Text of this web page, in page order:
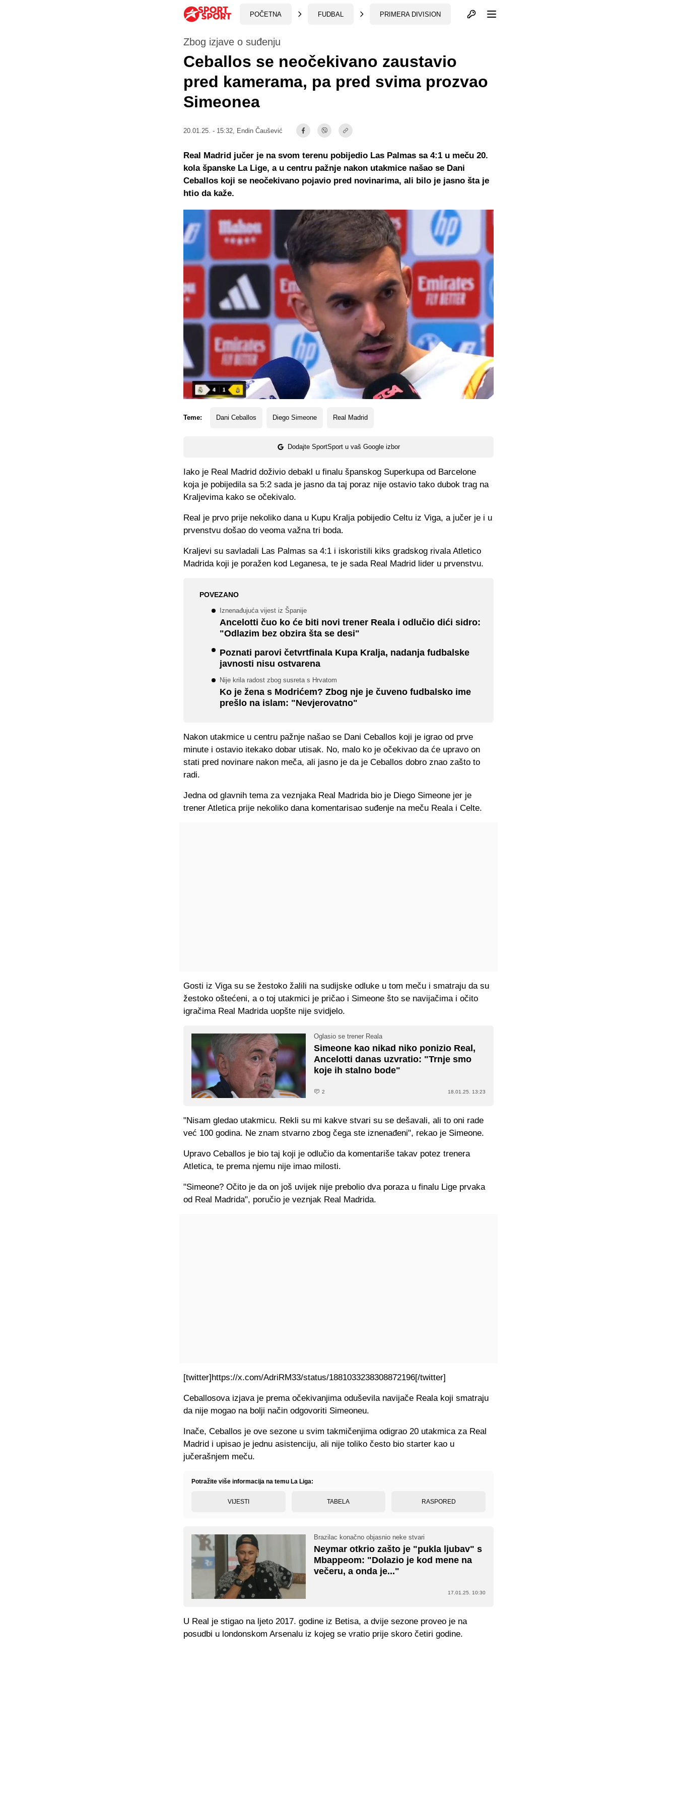
POČETNA FUDBAL PRIMERA DIVISION Otvori profil
Zbog izjave o suđenju
Ceballos se neočekivano zaustavio
pred kamerama, pa pred svima prozvao
Simeonea
20.01.25. - 15:32, Endin Čaušević
Teme: Dani Ceballos Diego Simeone Real Madrid
Dodajte SportSport u vaš Google izbor
Real Madrid jučer je na svom terenu pobijedio Las Palmas sa 4:1 u meču 20.
kola španske La Lige, a u centru pažnje nakon utakmice našao se Dani
Ceballos koji se neočekivano pojavio pred novinarima, ali bilo je jasno šta je
htio da kaže.
Iako je Real Madrid doživio debakl u finalu španskog Superkupa od Barcelone
koja je pobijedila sa 5:2 sada je jasno da taj poraz nije ostavio tako dubok trag na
Kraljevima kako se očekivalo.
Real je prvo prije nekoliko dana u Kupu Kralja pobijedio Celtu iz Viga, a jučer je i u
prvenstvu došao do veoma važna tri boda.
Kraljevi su savladali Las Palmas sa 4:1 i iskoristili kiks gradskog rivala Atletico
Madrida koji je poražen kod Leganesa, te je sada Real Madrid lider u prvenstvu.
POVEZANO
Iznenađujuća vijest iz Španije
Ancelotti čuo ko će biti novi trener Reala i odlučio dići sidro:
"Odlazim bez obzira šta se desi"
Poznati parovi četvrtfinala Kupa Kralja, nadanja fudbalske
javnosti nisu ostvarena
Nije krila radost zbog susreta s Hrvatom
Ko je žena s Modrićem? Zbog nje je čuveno fudbalsko ime
prešlo na islam: "Nevjerovatno"
Nakon utakmice u centru pažnje našao se Dani Ceballos koji je igrao od prve
minute i ostavio itekako dobar utisak. No, malo ko je očekivao da će upravo on
stati pred novinare nakon meča, ali jasno je da je Ceballos dobro znao zašto to
radi.
Jedna od glavnih tema za veznjaka Real Madrida bio je Diego Simeone jer je
trener Atletica prije nekoliko dana komentarisao suđenje na meču Reala i Celte.
Gosti iz Viga su se žestoko žalili na sudijske odluke u tom meču i smatraju da su
žestoko oštećeni, a o toj utakmici je pričao i Simeone što se navijačima i očito
igračima Real Madrida uopšte nije svidjelo.
Oglasio se trener Reala
Simeone kao nikad niko ponizio Real,
Ancelotti danas uzvratio: "Trnje smo
koje ih stalno bode"
2 18.01.25. 13:23
"Nisam gledao utakmicu. Rekli su mi kakve stvari su se dešavali, ali to oni rade
već 100 godina. Ne znam stvarno zbog čega ste iznenađeni", rekao je Simeone.
Upravo Ceballos je bio taj koji je odlučio da komentariše takav potez trenera
Atletica, te prema njemu nije imao milosti.
"Simeone? Očito je da on još uvijek nije prebolio dva poraza u finalu Lige prvaka
od Real Madrida", poručio je veznjak Real Madrida.
[twitter]https://x.com/AdriRM33/status/1881033238308872196[/twitter]
Ceballosova izjava je prema očekivanjima oduševila navijače Reala koji smatraju
da nije mogao na bolji način odgovoriti Simeoneu.
Inače, Ceballos je ove sezone u svim takmičenjima odigrao 20 utakmica za Real
Madrid i upisao je jednu asistenciju, ali nije toliko često bio starter kao u
jučerašnjem meču.
Potražite više informacija na temu La Liga:
VIJESTI TABELA RASPORED
Brazilac konačno objasnio neke stvari
Neymar otkrio zašto je "pukla ljubav" s
Mbappeom: "Dolazio je kod mene na
večeru, a onda je..."
17.01.25. 10:30
U Real je stigao na ljeto 2017. godine iz Betisa, a dvije sezone proveo je na
posudbi u londonskom Arsenalu iz kojeg se vratio prije skoro četiri godine.